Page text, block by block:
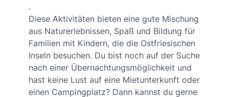
.
Diese Aktivitäten bieten eine gute Mischung
aus Naturerlebnissen, Spaß und Bildung für
Familien mit Kindern, die die Ostfriesischen
Inseln besuchen. Du bist noch auf der Suche
nach einer Übernachtungsmöglichkeit und
hast keine Lust auf eine Mietunterkunft oder
einen Campingplatz? Dann kannst du gerne